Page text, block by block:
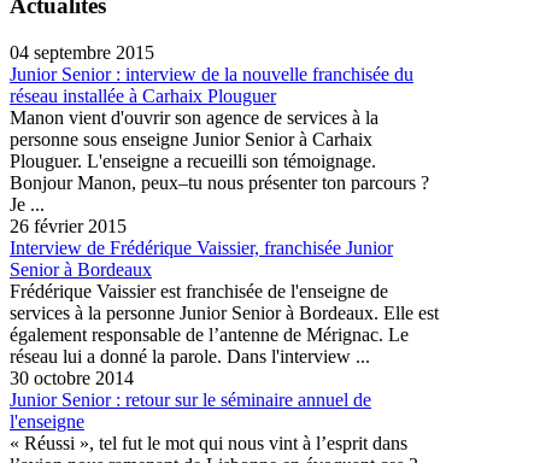
Actualités
04 septembre 2015
Junior Senior : interview de la nouvelle franchisée du
réseau installée à Carhaix Plouguer
Manon vient d'ouvrir son agence de services à la
personne sous enseigne Junior Senior à Carhaix
Plouguer. L'enseigne a recueilli son témoignage.
Bonjour Manon, peux–tu nous présenter ton parcours ?
Je ...
26 février 2015
Interview de Frédérique Vaissier, franchisée Junior
Senior à Bordeaux
Frédérique Vaissier est franchisée de l'enseigne de
services à la personne Junior Senior à Bordeaux. Elle est
également responsable de l’antenne de Mérignac. Le
réseau lui a donné la parole. Dans l'interview ...
30 octobre 2014
Junior Senior : retour sur le séminaire annuel de
l'enseigne
« Réussi », tel fut le mot qui nous vint à l’esprit dans